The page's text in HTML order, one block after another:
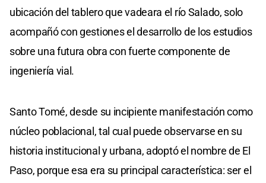
ubicación del tablero que vadeara el río Salado, solo
acompañó con gestiones el desarrollo de los estudios
sobre una futura obra con fuerte componente de
ingeniería vial.
Santo Tomé, desde su incipiente manifestación como
núcleo poblacional, tal cual puede observarse en su
historia institucional y urbana, adoptó el nombre de El
Paso, porque esa era su principal característica: ser el